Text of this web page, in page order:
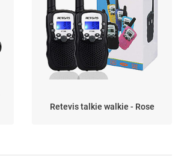
Retevis talkie walkie - Rose